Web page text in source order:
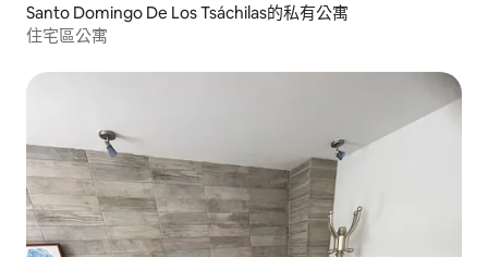
Santo Domingo De Los Tsáchilas的私有公寓
住宅區公寓